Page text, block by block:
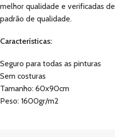
melhor qualidade e verificadas
padrão de qualidade.
Características:
Seguro para todas as pinturas
Sem costuras
Tamanho: 60x90cm
Peso: 1600gr/m2